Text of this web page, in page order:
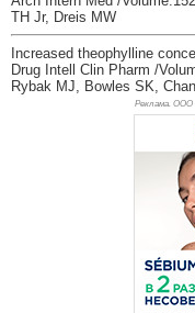
TH Jr, Dreis MW
Increased theophylline
Drug Intell Clin Pharm /
Rybak MJ, Bowles SK,
Реклама.